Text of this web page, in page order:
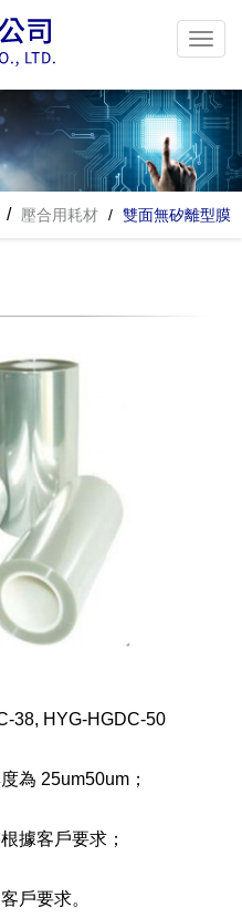
壓合用耗材 雙面無矽離型膜
38, HYG-HGDC-50
為 25um50um；
據客戶要求；
戶要求。